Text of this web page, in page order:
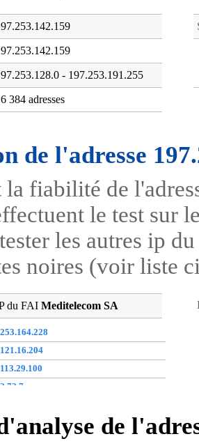
- 197.253.191.255
384 adresses
de l'adresse
la fiabilité de
le test sur
les autres ip
noires (voir liste
du FAI Meditelecom SA
de